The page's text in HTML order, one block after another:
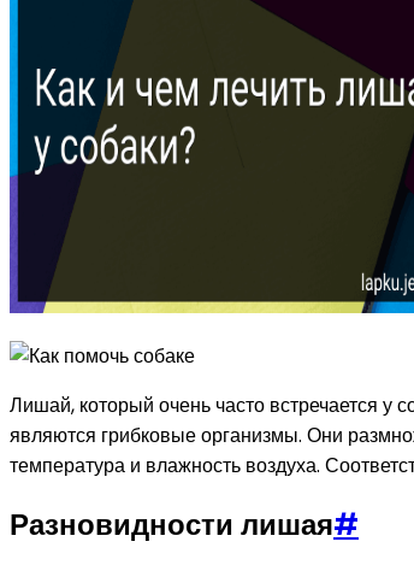
Лишай, который очень часто встречается у
являются грибковые организмы. Они
температура и влажность воздуха.
Разновидности лишая#